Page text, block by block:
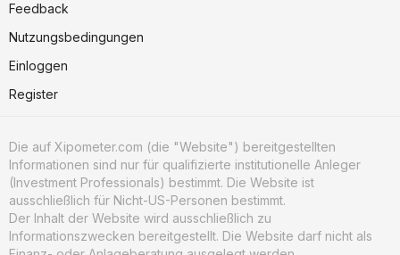
Feedback
Nutzungsbedingungen
Einloggen
Register
Die auf Xipometer.com (die "Website") bereitgestellten
Informationen sind nur für qualifizierte institutionelle Anleger
(Investment Professionals) bestimmt. Die Website ist
ausschließlich für Nicht-US-Personen bestimmt.
Der Inhalt der Website wird ausschließlich zu
Informationszwecken bereitgestellt. Die Website darf nicht als